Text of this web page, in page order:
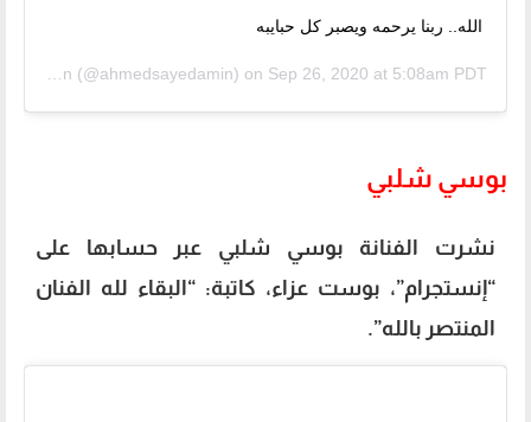
الله.. ربنا يرحمه ويصبر كل حبايبه
Ahmed Amin (@ahmedsayedamin) on Sep 26, 2020 at 5:08am PDT
بوسي شلبي
نشرت الفنانة بوسي شلبي عبر حسابها على
“إنستجرام”، بوست عزاء، كاتبة: “البقاء لله الفنان
المنتصر بالله”.